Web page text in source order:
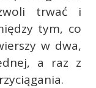
trwać i
tym, co
w dwa,
a raz z